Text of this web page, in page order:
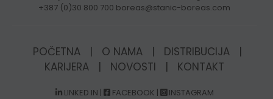
+387 (0)30 800 700 boreas@stanic-boreas.com
POČETNA | O NAMA | DISTRIBUCIJA
|
KARIJERA
| NOVOSTI | KONTAKT
LINKED IN | FACEBOOK | INSTAGRAM